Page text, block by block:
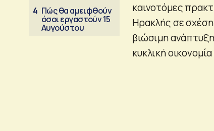
4 Πώς θα αμειφθούν
όσοι εργαστούν 15
Αυγούστου
καινοτόμες
Ηρακλής σε
βιώσιμη
κυκλική